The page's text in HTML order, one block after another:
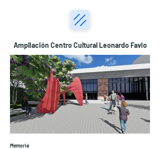
Ampliación Centro Cultural Leonardo Favio
Memoria